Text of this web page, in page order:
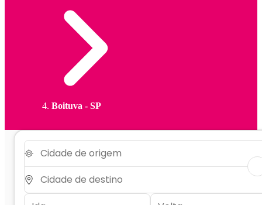
Boituva - SP